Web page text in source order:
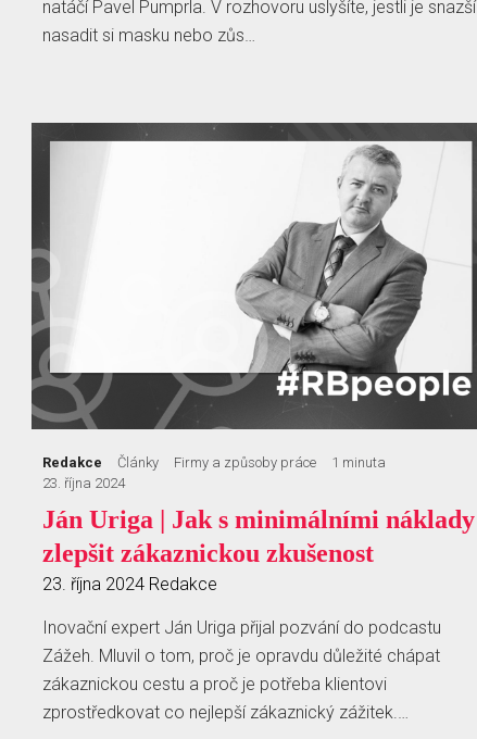
natáčí Pavel Pumprla. V rozhovoru uslyšíte, jestli je snazší
nasadit si masku nebo zůs…
Redakce Články Firmy a způsoby práce
1 minuta
23. října 2024
Ján Uriga | Jak s minimálními náklady
zlepšit zákaznickou zkušenost
23. října 2024 Redakce
Inovační expert Ján Uriga přijal pozvání do podcastu
Zážeh. Mluvil o tom, proč je opravdu důležité chápat
zákaznickou cestu a proč je potřeba klientovi
zprostředkovat co nejlepší zákaznický zážitek.…